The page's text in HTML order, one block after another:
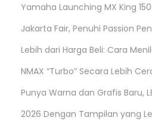
Yamaha Launching MX King
Jakarta Fair, Penuhi Passion
Lebih dari Harga Beli: Cara
NMAX “Turbo” Secara Lebih
Punya Warna dan Grafis Baru,
2026 Dengan Tampilan yang